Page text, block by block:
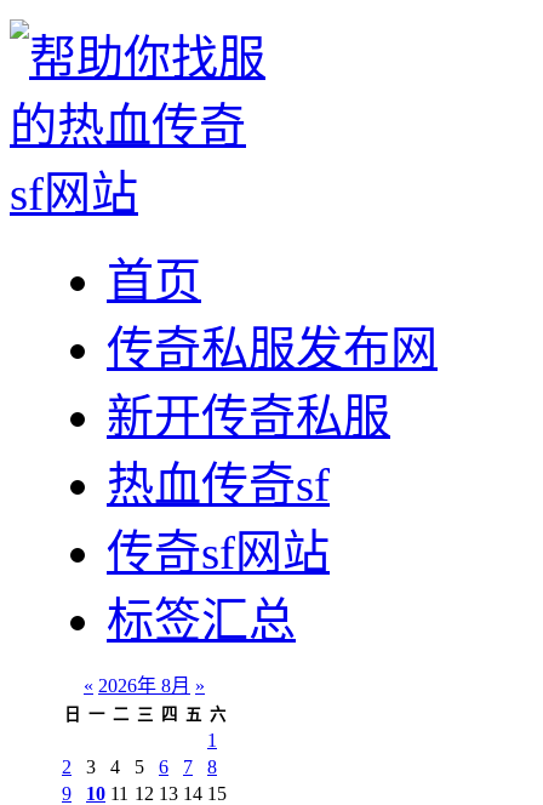
首页
传奇私服发布网
新开传奇私服
热血传奇sf
传奇sf网站
标签汇总
« 2026年 8月 »
日 一 二 三 四 五 六
1
2
3 4 5 6 7
8
9
10 11 12 13 14 15